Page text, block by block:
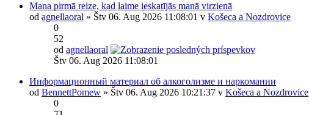
Mana pirmā reize, kad laime ieskatījās manā virzienā
od agnellaoral » Štv 06. Aug 2026 11:08:01 v Košeca a Nozdrovice
0
52
od agnellaoral
Štv 06. Aug 2026 11:08:01
Информационный материал об алкоголизме и наркомании
od BennettPomew » Štv 06. Aug 2026 10:21:37 v Košeca a Nozdrovice
0